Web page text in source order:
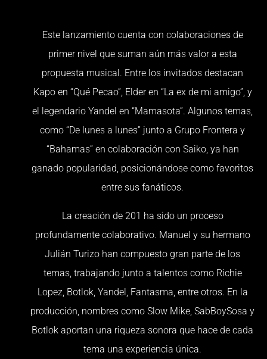
Este lanzamiento cuenta con colaboraciones de
primer nivel que suman aún más valor a esta
propuesta musical. Entre los invitados destacan
Kapo en “Qué Pecao”, Elder en “La ex de mi amigo”, y
el legendario Yandel en “Mamasota”. Algunos temas,
como “De lunes a lunes” junto a Grupo Frontera y
“Bahamas” en colaboración con Saiko, ya han
ganado popularidad, posicionándose como favoritos
entre sus fanáticos.
La creación de 201 ha sido un proceso
profundamente colaborativo. Manuel y su hermano
Julián Turizo han compuesto gran parte de los
temas, trabajando junto a talentos como Richie
Lopez, Botlok, Yandel, Fantasma, entre otros. En la
producción, nombres como Slow Mike, SabBoySosa y
Botlok aportan una riqueza sonora que hace de cada
tema una experiencia única.